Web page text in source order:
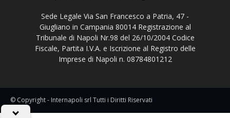
Sede Legale Via San Francesco a Patria, 47 -
Giugliano in Campania 80014 Registrazione al
Tribunale di Napoli Nr.98 del 26/10/2004 Codice
Fiscale, Partita I.V.A. e Iscrizione al Registro delle
Imprese di Napoli n. 08784801212
© Copyright - Internapoli srl Tutti i Diritti Riservati